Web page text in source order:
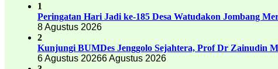
1
Peringatan Hari Jadi ke-185 Desa Watudakon Jombang
8 Agustus 2026
2
Kunjungi BUMDes Jenggolo Sejahtera, Prof Dr Zainudin
6 Agustus 20266 Agustus 2026